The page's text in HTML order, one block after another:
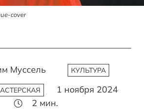
cover
Муссель КУЛЬТУРА
1 ноября 2024
2 мин.